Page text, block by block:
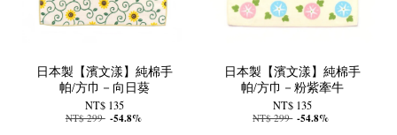
日本製【濱文漾】純棉手
帕/方巾－向日葵
NT$ 135
NT$ 299 -54.8%
日本製【濱文漾】純棉手
帕/方巾－粉紫牽牛
NT$ 135
NT$ 299 -54.8%